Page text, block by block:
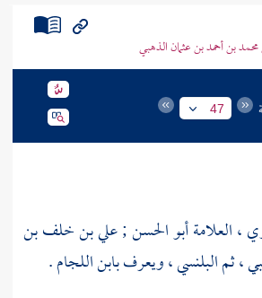
بن أحمد بن عثمان الذهبي
47
العلامة أبو الحسن ; علي بن خلف بن
، ثم البلنسي ، ويعرف بابن اللجام .